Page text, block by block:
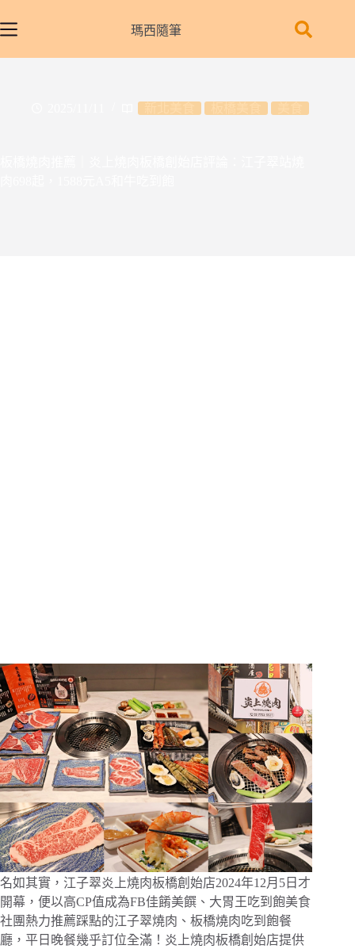
至
瑪西隨筆
名如其實，江子翠炎上燒肉板橋創始店2024年12月5日才
開幕，便以高CP值成為FB佳餚美饌、大胃王吃到飽美食
社團熱力推薦踩點的江子翠燒肉、板橋燒肉吃到飽餐
廳，平日晚餐幾乎訂位全滿！炎上燒肉板橋創始店提供